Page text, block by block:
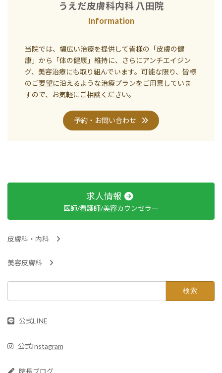
うえだ皮膚科内科 八田院
Information
当院では、幅広い治療を提供して皆様の「皮膚の健
康」から「体の健康」維持に、さらにアンチエイジン
グ、美容治療にも取り組んでいます。可能な限り、皆様
のご要望に沿えるような治療プランをご用意していま
すので、お気軽にご相談ください。
予約・お問い合わせ
求人情報
医師/看護師/美容カウンセラー
皮膚科・内科
美容皮膚科
公式LINE
公式Instagram